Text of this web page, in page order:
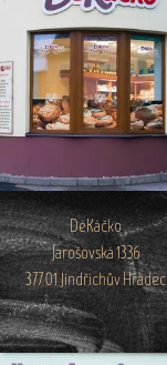
DéKáčko
Jarošovská 1336
377 01 Jindřichův Hradec